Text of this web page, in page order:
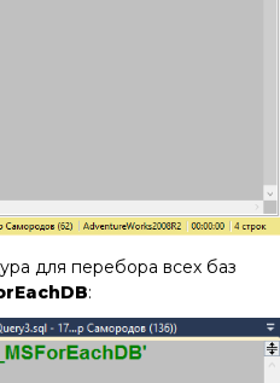
для перебора всех баз
: